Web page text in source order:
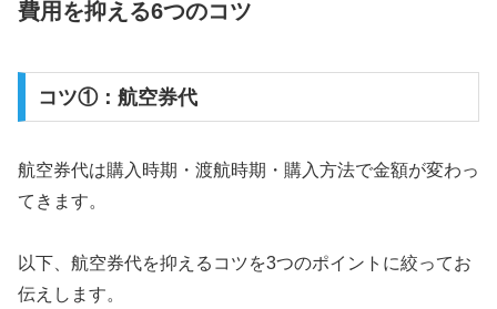
費用を抑える6つのコツ
コツ①：航空券代
航空券代は購入時期・渡航時期・購入方法で金額が変わっ
てきます。
以下、航空券代を抑えるコツを3つのポイントに絞ってお
伝えします。